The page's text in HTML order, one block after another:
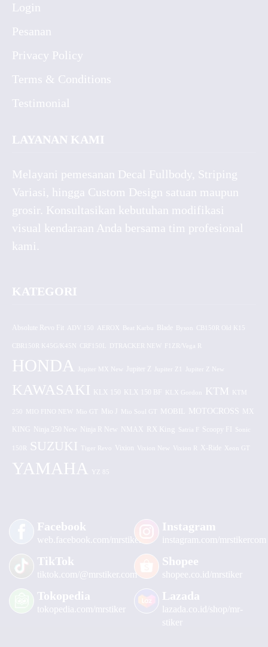
Login
Pesanan
Privacy Policy
Terms & Conditions
Testimonial
LAYANAN KAMI
Melayani pemesanan Decal Fullbody, Striping
Variasi, hingga Custom Design satuan maupun
grosir. Konsultasikan kebutuhan modifikasi
visual kendaraan Anda bersama tim profesional
kami.
KATEGORI
Absolute Revo Fit ADV 150 AEROX CB150R Old K15
CBR150R K45G/K45N CRF150L DTRACKER NEW F1ZR/Vega R
HONDA Jupiter MX New Jupiter Z Jupiter Z1 Jupiter Z New
KAWASAKI KLX 150 KLX 150 BF KLX Gordon KTM KTM
250 MIO FINO NEW Mio GT Mio J Mio Soul GT MOBIL MOTOCROSS MX
KING Ninja 250 New Ninja R New NMAX RX King Satria F Scoopy FI Sonic
150R SUZUKI Tiger Revo Vixion Vixion New Vixion R X-Ride Xeon GT
YAMAHA YZ 85
Facebook
web.facebook.com/mrstiker
Instagram
instagram.com/mrstikercom
TikTok
tiktok.com/@mrstiker.com
Shopee
shopee.co.id/mrstiker
Tokopedia
tokopedia.com/mrstiker
Lazada
lazada.co.id/shop/mr-
stiker